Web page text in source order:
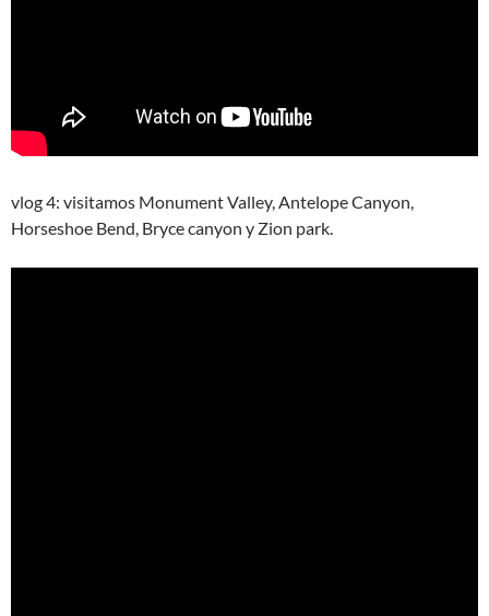
vlog 4: visitamos Monument Valley, Antelope Canyon,
Horseshoe Bend, Bryce canyon y Zion park.